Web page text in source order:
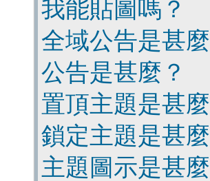
我能貼圖嗎？
全域公告是甚麼
公告是甚麼？
置頂主題是甚麼
鎖定主題是甚麼
主題圖示是甚麼